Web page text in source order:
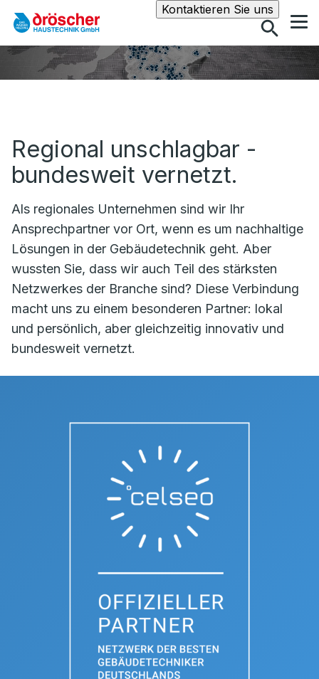
Kontaktieren Sie unsSuche
Regional unschlagbar -
bundesweit vernetzt.
Als regionales Unternehmen sind wir Ihr
Ansprechpartner vor Ort, wenn es um nachhaltige
Lösungen in der Gebäudetechnik geht. Aber
wussten Sie, dass wir auch Teil des stärksten
Netzwerkes der Branche sind? Diese Verbindung
macht uns zu einem besonderen Partner: lokal
und persönlich, aber gleichzeitig innovativ und
bundesweit vernetzt.